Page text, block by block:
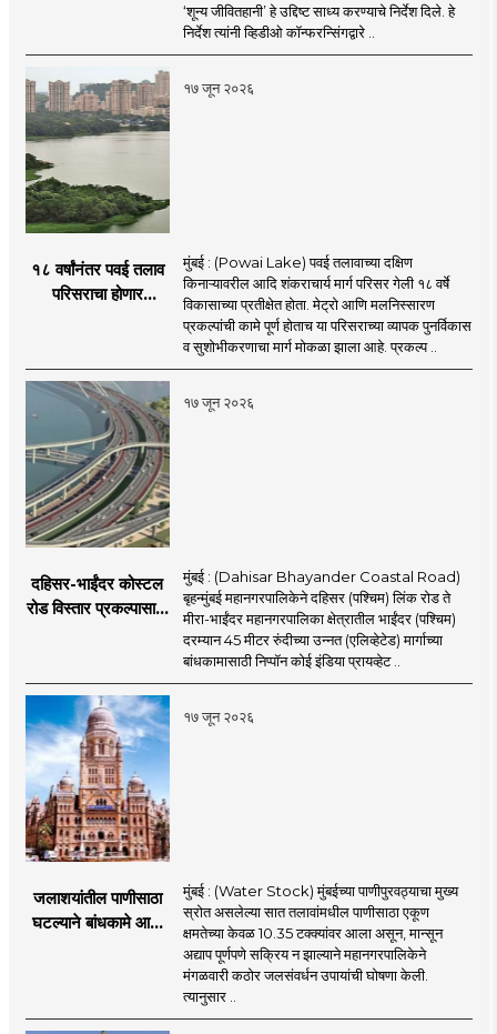
शिंदे
‘शून्य जीवितहानी’ हे उद्दिष्ट साध्य करण्याचे निर्देश दिले. हे
निर्देश त्यांनी व्हिडीओ कॉन्फरन्सिंगद्वारे ..
१७ जून २०२६
१८ वर्षांनंतर पवई तलाव
परिसराचा होणार
सुरुवात;
मुंबई : (Powai Lake) पवई तलावाच्या दक्षिण
किनाऱ्यावरील आदि शंकराचार्य मार्ग परिसर गेली १८ वर्षे
विकासाच्या प्रतीक्षेत होता. मेट्रो आणि मलनिस्सारण
प्रकल्पांची कामे पूर्ण होताच या परिसराच्या व्यापक पुनर्विकास
व सुशोभीकरणाचा मार्ग मोकळा झाला आहे. प्रकल्प ..
१७ जून २०२६
दहिसर-भाईंदर कोस्टल
रोड विस्तार प्रकल्पासाठी
मंजुरीची प्रतीक्षा
मुंबई : (Dahisar Bhayander Coastal Road)
बृहन्मुंबई महानगरपालिकेने दहिसर (पश्चिम) लिंक रोड ते
मीरा-भाईंदर महानगरपालिका क्षेत्रातील भाईंदर (पश्चिम)
दरम्यान 45 मीटर रुंदीच्या उन्नत (एलिव्हेटेड) मार्गाच्या
बांधकामासाठी निप्पॉन कोई इंडिया प्रायव्हेट ..
१७ जून २०२६
जलाशयांतील पाणीसाठा
घटल्याने बांधकामे आणि
निर्बंध
मुंबई : (Water Stock) मुंबईच्या पाणीपुरवठ्याचा मुख्य
स्रोत असलेल्या सात तलावांमधील पाणीसाठा एकूण
क्षमतेच्या केवळ 10.35 टक्क्यांवर आला असून, मान्सून
अद्याप पूर्णपणे सक्रिय न झाल्याने महानगरपालिकेने
मंगळवारी कठोर जलसंवर्धन उपायांची घोषणा केली.
त्यानुसार ..